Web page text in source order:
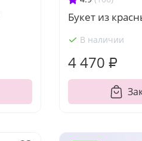
Букет из
В наличии
4 470 ₽